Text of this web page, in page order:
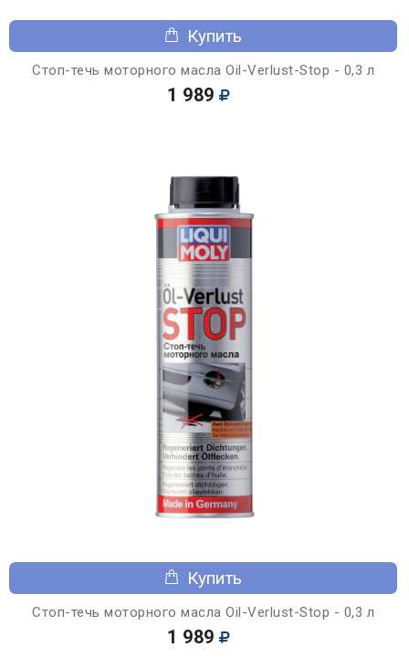
Купить
Стоп-течь моторного масла Oil-Verlust-Stop - 0,3 л
1 989
Купить
Стоп-течь моторного масла Oil-Verlust-Stop - 0,3 л
1 989